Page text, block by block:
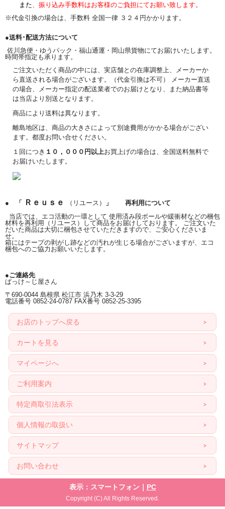
また 、振り込み手数料はお客様のご負担にてお願い致します。
※代金引換の場合は、手数料 全国一律 ３２４円かかります。
●送料･配送方法について
佐川急便・ゆうパック・福山通運・岡山県貨物にてお届けいたします。
時間帯指定も承ります。
ご注文いただく商品の中には、実店舗との在庫調整上、メーカーか
ら直送される場合がございます。（代金引換は不可） メーカー直送
の場合、メーカー指定の配送業者でのお届けとなり、また納品書等
は当店より別送となります。
商品により送料は異なります。
離島地区は、商品の大きさによって別途費用がかかる場合がござい
ます。都度お問い合せください。
１回につき １０，０００円以上お買上げの場合は、全国送料無料で
お届けいたします。
● 「 Ｒｅｕｓｅ （リユース）
」 再利用について
当店では、エコ活動の一環として 使用済み段ボールや緩衝材などの梱包
材料を再利用（リユース）して商品をお届けしております。 ご注文いた
だいた商品は大切に梱包させていただきますので、ご安心くださいま
せ。
箱にはテープの剥がし跡などの汚れが生じる場合がございますが、エコ
梱包へのご協力お願いいたします。
●ご連絡先
ぱっけ～じ屋さん
〒690-0044 島根県 松江市 浜乃木 3-3-29
電話番号 0852-24-0787 FAX番号 0852-25-3395
お店のトップへ戻る
カートを見る
マイページへ
ご利用案内
特定商取引法表示
個人情報の取扱い
サイトマップ
お問い合わせ
表示：スマートフォン｜ PC
Copyright (C) All Rights Reserved.